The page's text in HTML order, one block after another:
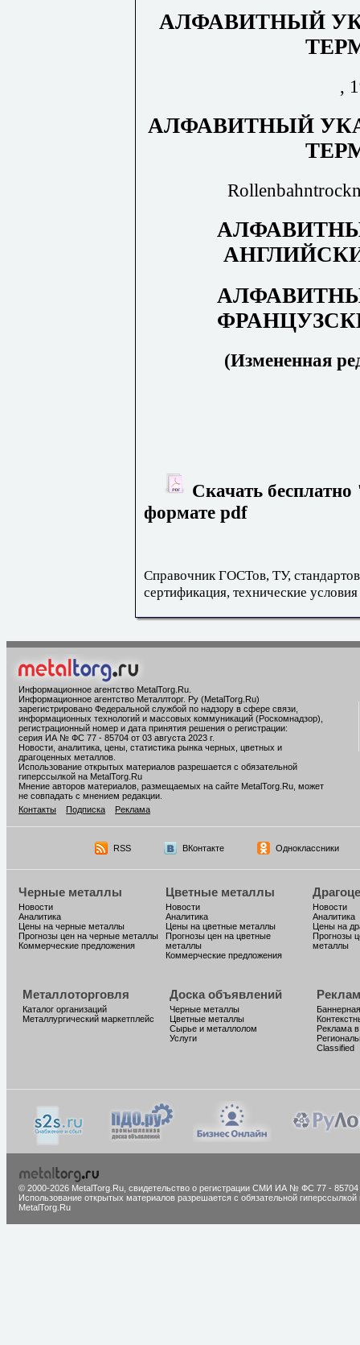
АЛФАВИТНЫЙ
,
АЛФАВИТНЫЙ
(Измененная
Скачать
формате pdf
Справочник ГОСТов, ТУ,
сертификация, технические условия
Информационное агентство MetalTorg.Ru
Информационное агентство Металлторг. Ру (MetalTorg.Ru)
зарегистрировано Федеральной службой по надзору в сфере связи,
информационных технологий и массовых коммуникаций (Роскомнадзор),
регистрационный номер и дата принятия решения о регистрации:
серия ИА № ФС 77 - 85704 от 03 августа 2023 г.
Новости, аналитика, цены, статистика рынка черных, цветных и
драгоценных металлов.
Использование открытых материалов разрешается с обязательной
гиперссылкой на MetalTorg.Ru
Мнение авторов материалов, размещаемых на сайте MetalTorg.Ru, может
не совпадать с мнением редакции.
Контакты
Подписка Реклама
RSS ВКонтакте Одноклассники
Черные металлы
Новости
Аналитика
Цены на черные металлы
Прогнозы цен на черные металлы
Коммерческие предложения
Цветные металлы
Новости
Аналитика
Цены на цветные металлы
Прогнозы цен на цветные
металлы
Коммерческие предложения
Новости
Аналитика
Цены на
Прогнозы
металлы
Металлоторговля
Каталог организаций
Металлургический маркетплейс
Доска объявлений
Черные металлы
Цветные металлы
Сырье и металлолом
Услуги
Реклама
Classified
© 2000-2026 MetalTorg.Ru, cвидетельство о регистрации СМИ ИА № ФС 77 - 85704
Использование открытых материалов разрешается с обязательной гиперссылкой
MetalTorg.Ru